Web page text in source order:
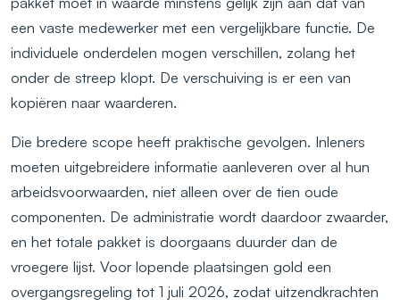
een vaste medewerker met een vergelijkbare functie. De
individuele onderdelen mogen verschillen, zolang het
onder de streep klopt. De verschuiving is er een van
kopiëren naar waarderen.
Die bredere scope heeft praktische gevolgen. Inleners
moeten uitgebreidere informatie aanleveren over al hun
arbeidsvoorwaarden, niet alleen over de tien oude
componenten. De administratie wordt daardoor zwaarder,
en het totale pakket is doorgaans duurder dan de
vroegere lijst. Voor lopende plaatsingen gold een
overgangsregeling tot 1 juli 2026, zodat uitzendkrachten